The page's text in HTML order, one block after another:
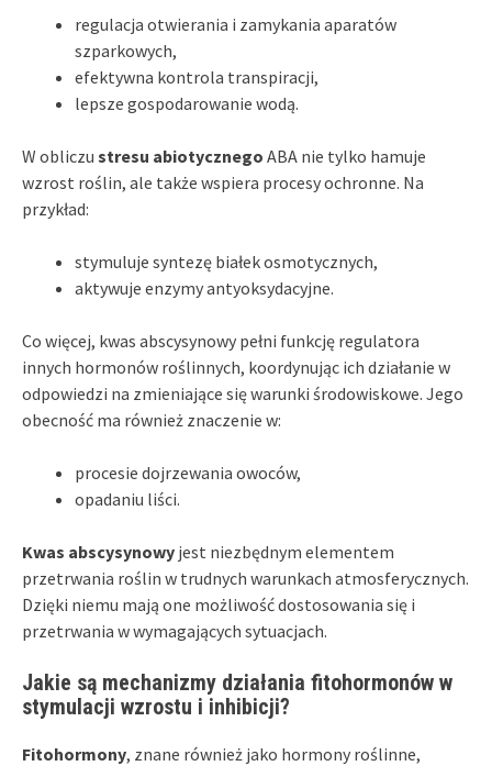
regulacja otwierania i zamykania aparatów
szparkowych,
efektywna kontrola transpiracji,
lepsze gospodarowanie wodą.
W obliczu stresu abiotycznego ABA nie tylko hamuje
wzrost roślin, ale także wspiera procesy ochronne. Na
przykład:
stymuluje syntezę białek osmotycznych,
aktywuje enzymy antyoksydacyjne.
Co więcej, kwas abscysynowy pełni funkcję regulatora
innych hormonów roślinnych, koordynując ich działanie w
odpowiedzi na zmieniające się warunki środowiskowe. Jego
obecność ma również znaczenie w:
procesie dojrzewania owoców,
opadaniu liści.
Kwas abscysynowy jest niezbędnym elementem
przetrwania roślin w trudnych warunkach atmosferycznych.
Dzięki niemu mają one możliwość dostosowania się i
przetrwania w wymagających sytuacjach.
Jakie są mechanizmy działania fitohormonów w
stymulacji wzrostu i inhibicji?
Fitohormony, znane również jako hormony roślinne,